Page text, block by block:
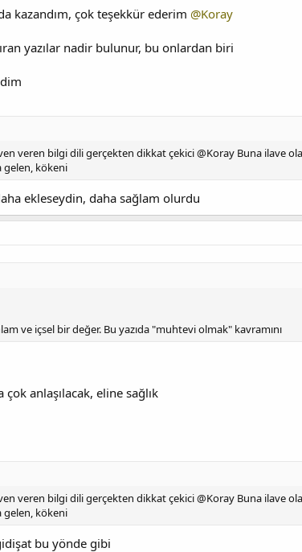
kazandım, çok teşekkür ederim @Koray
yazılar nadir bulunur, bu onlardan biri
veren bilgi dili gerçekten dikkat çekici @Koray Buna ilave
gelen, kökeni
ekleseydin, daha sağlam olurdu
ve içsel bir değer. Bu yazıda "muhtevi olmak" kavramını
anlaşılacak, eline sağlık
veren bilgi dili gerçekten dikkat çekici @Koray Buna ilave
gelen, kökeni
bu yönde gibi